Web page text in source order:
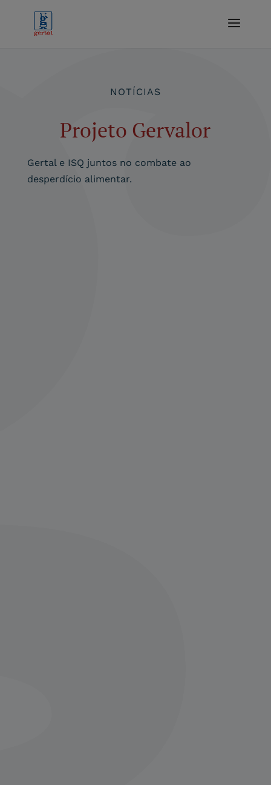
NOTÍCIAS
Projeto Gervalor
Gertal e ISQ juntos no combate ao
desperdício alimentar.